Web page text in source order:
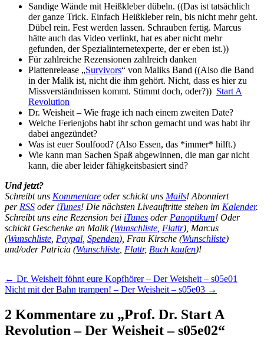
Sandige Wände mit Heißkleber dübeln. ((Das ist tatsächlich
der ganze Trick. Einfach Heißkleber rein, bis nicht mehr geht.
Dübel rein. Fest werden lassen. Schrauben fertig. Marcus
hätte auch das Video verlinkt, hat es aber nicht mehr
gefunden, der Spezialinternetexperte, der er eben ist.))
Für zahlreiche Rezensionen zahlreich danken
Plattenrelease „Survivors“ von Maliks Band ((Also die Band
in der Malik ist, nicht die ihm gehört. Nicht, dass es hier zu
Missverständnissen kommt. Stimmt doch, oder?)) Start A
Revolution
Dr. Weisheit – Wie frage ich nach einem zweiten Date?
Welche Ferienjobs habt ihr schon gemacht und was habt ihr
dabei angezündet?
Was ist euer Soulfood? (Also Essen, das *immer* hilft.)
Wie kann man Sachen Spaß abgewinnen, die man gar nicht
kann, die aber leider fähigkeitsbasiert sind?
Und jetzt?
Schreibt uns Kommentare oder schickt uns Mails! Abonniert
per RSS oder iTunes! Die nächsten Liveauftritte stehen im Kalender.
Schreibt uns eine Rezension bei iTunes oder Panoptikum! Oder
schickt Geschenke an Malik (Wunschliste, Flattr), Marcus
(Wunschliste Paypal Spenden), Frau Kirsche (Wunschliste)
und/oder Patricia (Wunschliste Flattr, Buch kaufen)!
Beitragsnavigation
← Dr. Weisheit föhnt eure Kopfhörer – Der Weisheit – s05e01
Nicht mit der Bahn trampen! – Der Weisheit – s05e03 →
2 Kommentare zu „Prof. Dr. Start A
Revolution – Der Weisheit – s05e02“